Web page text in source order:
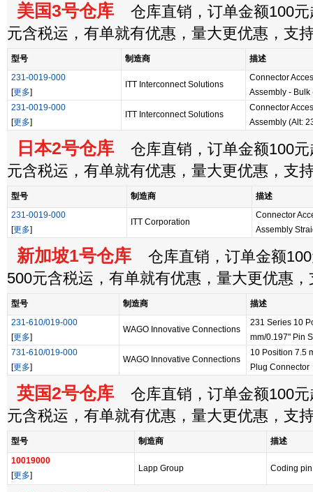
美国3号仓库 仓库直销，订单金额100元
元含税运，有单就有优惠，量大更优惠，支
型号 制造商
描述
231-0019-000
[更多]
ITT Interconnect Solutions
Connector
Assembly -
231-0019-000
[更多]
ITT Interconnect Solutions
Connector
Assembly (Alt:
日本2号仓库 仓库直销，订单金额100元
元含税运，有单就有优惠，量大更优惠，支
型号 制造商
描述
231-0019-000
[更多]
ITT Corporation
Connector
Assembly
新加坡1号仓库 仓库直销，订单金额
500元含税运，有单就有优惠，量大更优惠
型号 制造商
描述
231-610/019-000
[更多]
WAGO Innovative Connections
231 Series 10
mm/0.197" Pin
731-610/019-000
[更多]
WAGO Innovative Connections
10 Position 7.5
Plug Connector
英国2号仓库 仓库直销，订单金额100元
元含税运，有单就有优惠，量大更优惠，支
型号 制造商
描述
10019000
[更多]
Lapp Group Coding